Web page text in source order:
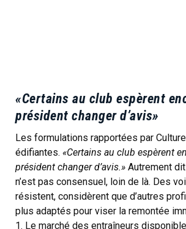
«Certains au club espèrent
président changer d’avis»
Les formulations rapportées par
édifiantes. «Certains au club espèrent
président changer d’avis.» Autrement
n’est pas consensuel, loin de là. Des
résistent, considèrent que d’autres
plus adaptés pour viser la remontée
1. Le marché des entraîneurs